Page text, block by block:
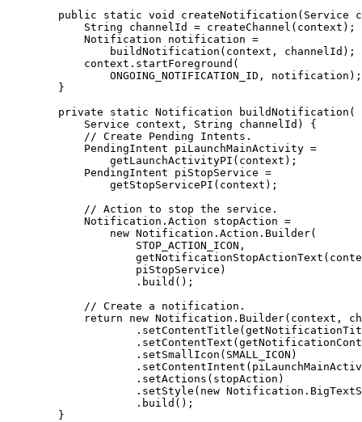
public static void createNotification(Service
            String channelId = createChannel(context);
            Notification notification =
                buildNotification(context, channelId);
            context.startForeground(
                ONGOING_NOTIFICATION_ID, notification);
        }
        private static Notification buildNotification(
            Service context, String channelId) {
            // Create Pending Intents.
            PendingIntent piLaunchMainActivity =
                getLaunchActivityPI(context);
            PendingIntent piStopService =
                getStopServicePI(context);
            // Action to stop the service.
            Notification.Action stopAction =
                new Notification.Action.Builder(
                    STOP_ACTION_ICON,
                    piStopService)
                    .build();
            // Create a notification.
return new Notification.Builder(context,
                    .setSmallIcon(SMALL_ICON)
                    .setActions(stopAction)
.setStyle(new
                    .build();
        }